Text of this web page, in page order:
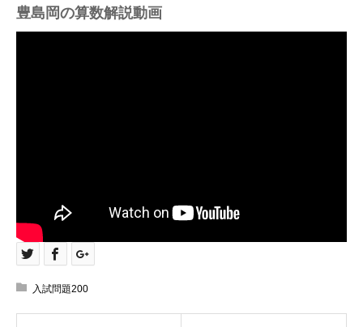
豊島岡の算数解説動画
入試問題200